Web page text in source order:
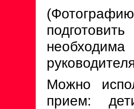
Можно
прием: